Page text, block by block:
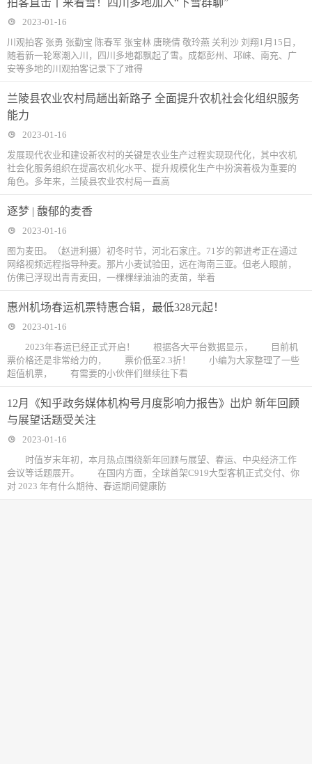
拍客直击丨来看雪！四川多地加入“下雪群聊”
2023-01-16
川观拍客 张勇 张勤宝 陈春军 张宝林 唐晓倩 敬玲燕 关利沙 刘翔1月15日，
随着新一轮寒潮入川，四川多地都飘起了雪。成都彭州、邛崃、南充、广
安等多地的川观拍客记录下了难得
兰陵县农业农村局趟出新路子 全面提升农机社会化组织服务
能力
2023-01-16
发展现代农业和建设新农村的关键是农业生产过程实现现代化，其中农机
社会化服务组织在提高农机化水平、提升规模化生产中扮演着极为重要的
角色。多年来，兰陵县农业农村局一直高
逐梦 | 馥郁的麦香
2023-01-16
图为麦田。（赵进利摄）初冬时节，河北石家庄。71岁的郭进考正在通过
网络视频远程指导种麦。那片小麦试验田，远在海南三亚。但老人眼前，
仿佛已浮现出青青麦田，一棵棵绿油油的麦苗，举着
惠州机场春运机票特惠合辑，最低328元起！
2023-01-16
2023年春运已经正式开启！ 根据各大平台数据显示， 目前机
票价格还是非常给力的， 票价低至2.3折！ 小编为大家整理了一些
超值机票， 有需要的小伙伴们继续往下看
12月《知乎政务媒体机构号月度影响力报告》出炉 新年回顾
与展望话题受关注
2023-01-16
时值岁末年初，本月热点围绕新年回顾与展望、春运、中央经济工作
会议等话题展开。 在国内方面，全球首架C919大型客机正式交付、你
对 2023 年有什么期待、春运期间健康防